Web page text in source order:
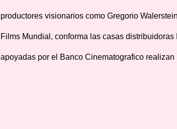
productores visionarios como Gregorio
Films Mundial, conforma las casas
apoyadas por el Banco Cinematografico